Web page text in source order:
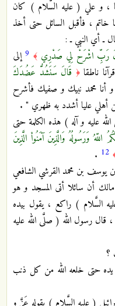
، و علي ( عليه السَّلام ) كان
خاتم ، فأقبل السائل حتى أخذ
ـ أي النبي ـ :
رَبِّ اشْرَحْ لِي صَدْرِي ﴾ 9إلى
ناطقا﴿ قَالَ سَنَشُدُّ عَضُدَكَ
و أنا محمد نبيك و صفيك فأشرح
عليا أشدد به ظهري " .
عليه و آله ) هذه الكلمة حتى
اللّهُ وَرَسُولُهُ وَالَّذِينَ آمَنُواْ الَّذِينَ
12
.
يوسف بن محمد القرشي الشافعي
أنس بن مالك أن سائلا أتى المسجد و هو
السَّلام ) راكع ، يقول بيده
رسول الله ( صلَّى الله عليه
؟
يده حتى خلعه الله من كل ذنب